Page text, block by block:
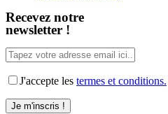
Recevez notre
newsletter !
J'accepte les termes et conditions.